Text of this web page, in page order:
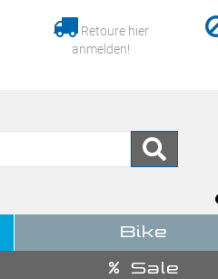
Retoure hier
anmelden!
Bike
Sale